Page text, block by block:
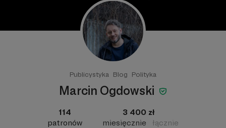
Publicystyka Blog Polityka
Marcin Ogdowski
114
patronów
3 400 zł
miesięcznie
łącznie